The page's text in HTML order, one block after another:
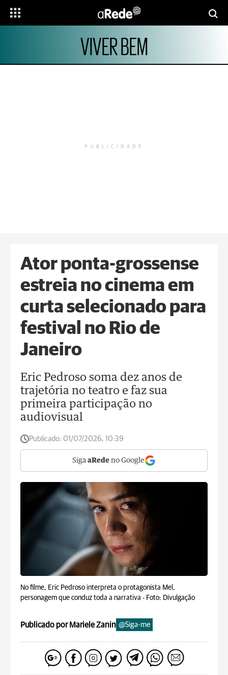
VIVER BEM
PUBLICIDADE
Ator ponta-grossense
estreia no cinema em
curta selecionado para
festival no Rio de
Janeiro
Eric Pedroso soma dez anos de
trajetória no teatro e faz sua
primeira participação no
audiovisual
Publicado: 01/07/2026, 10:39
Siga aRede no Google
No filme, Eric Pedroso interpreta o protagonista Mel,
personagem que conduz toda a narrativa - Foto: Divulgação
Publicado por Mariele Zanin @Siga-me